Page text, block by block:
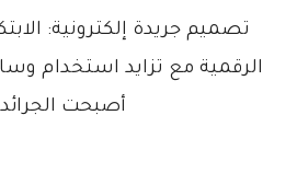
تصميم جريدة إلكترونية:
الرقمية مع تزايد استخدام
أصبحت